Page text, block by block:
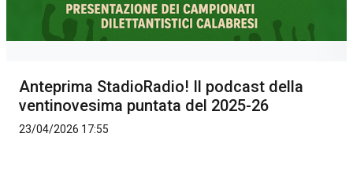
Anteprima StadioRadio! Il podcast della
ventinovesima puntata del 2025-26
23/04/2026 17:55